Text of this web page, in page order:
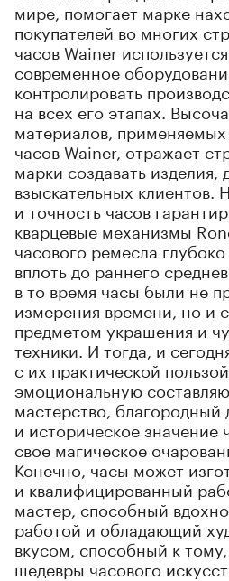
мире, помогает марке
покупателей во многих
часов Wainer
современное
контролировать
на всех его этапах.
материалов,
часов Wainer, отражает
марки создавать
взыскательных клиентов.
и точность часов
кварцевые механизмы
часового ремесла
вплоть до раннего
в то время часы были не
измерения времени, но и
предметом украшения и
техники. И тогда, и
с их практической
эмоциональную
мастерство, благородный
и историческое значение
свое магическое
Конечно, часы может
и квалифицированный
мастер, способный
работой и обладающий
вкусом, способный к
шедевры часового